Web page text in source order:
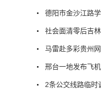
德阳市金沙江路
社会面清零后吉
马雷赴多彩贵州
邢台一地发布飞
2条公交线路临时